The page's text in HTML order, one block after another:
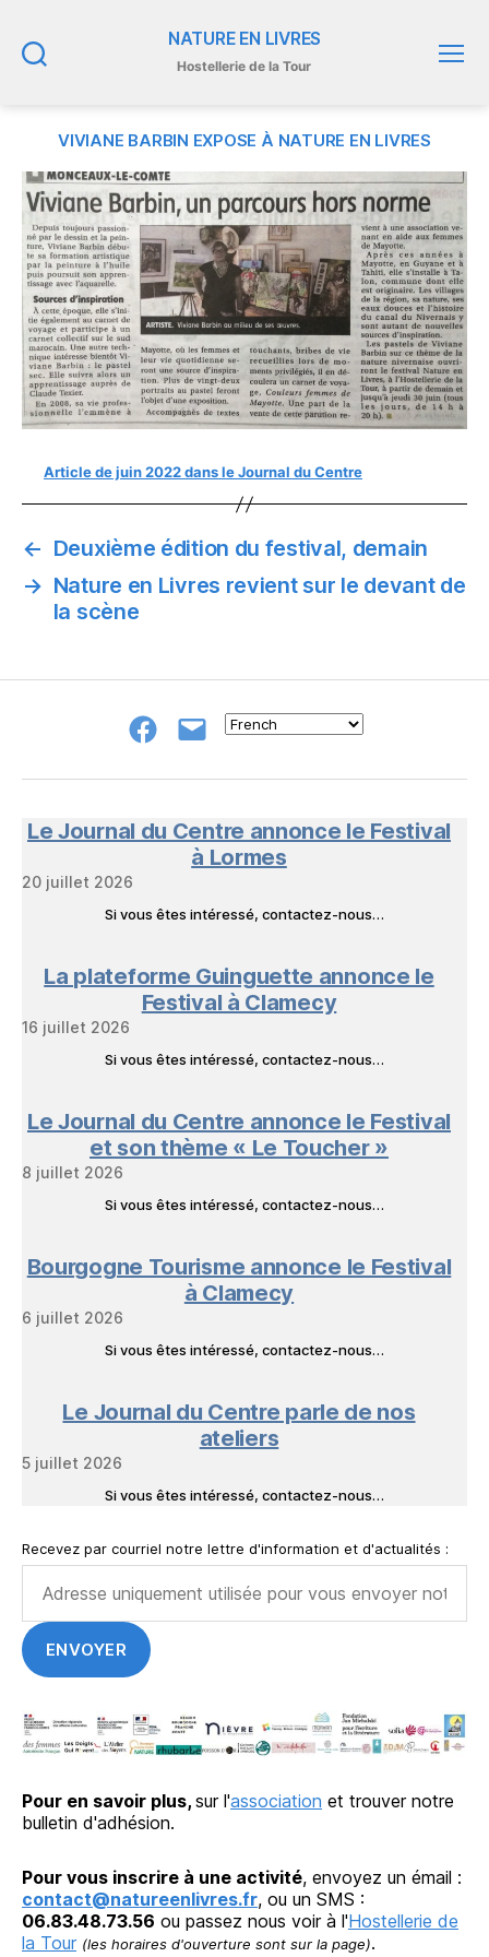
NATURE EN LIVRES
Hostellerie de la Tour
VIVIANE BARBIN EXPOSE À NATURE EN LIVRES
Article de juin 2022 dans le Journal du Centre
← Deuxième édition du festival, demain
→ Nature en Livres revient sur le devant de
la scène
Groupe
NeL
E-
à
Livres
Le Journal du Centre annonce le Festival
à Lormes
20 juillet 2026
Si vous êtes intéressé, contactez-nous…
La plateforme Guinguette annonce le
Festival à Clamecy
16 juillet 2026
Si vous êtes intéressé, contactez-nous…
Le Journal du Centre annonce le Festival
et son thème « Le Toucher »
8 juillet 2026
Si vous êtes intéressé, contactez-nous…
Bourgogne Tourisme annonce le Festival
à Clamecy
6 juillet 2026
Si vous êtes intéressé, contactez-nous…
Le Journal du Centre parle de nos
ateliers
5 juillet 2026
Si vous êtes intéressé, contactez-nous…
Recevez par courriel notre lettre d'information et d'actualités :
Pour en savoir plus, sur l'association et trouver notre
bulletin d'adhésion.
Pour vous inscrire à une activité, envoyez un émail :
contact@natureenlivres.fr, ou un SMS :
06.83.48.73.56 ou passez nous voir à l'Hostellerie de
la Tour (les horaires d'ouverture sont sur la page).